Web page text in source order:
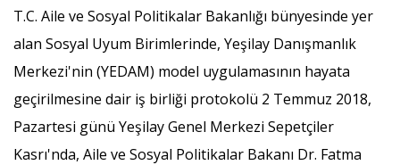
T.C. Aile ve Sosyal Politikalar Bakanlığı bünyesinde yer
alan Sosyal Uyum Birimlerinde, Yeşilay Danışmanlık
Merkezi'nin (YEDAM) model uygulamasının hayata
geçirilmesine dair iş birliği protokolü 2 Temmuz 2018,
Pazartesi günü Yeşilay Genel Merkezi Sepetçiler
Kasrı'nda, Aile ve Sosyal Politikalar Bakanı Dr. Fatma